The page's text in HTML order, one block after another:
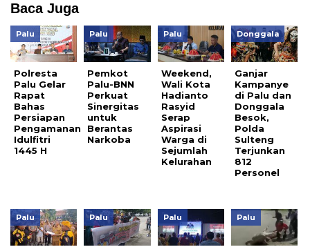
Baca Juga
Palu
Polresta
Palu Gelar
Rapat
Bahas
Persiapan
Pengamanan
Idulfitri
1445 H
Palu
Pemkot
Palu-BNN
Perkuat
Sinergitas
untuk
Berantas
Narkoba
Palu
Weekend,
Wali Kota
Hadianto
Rasyid
Serap
Aspirasi
Warga di
Sejumlah
Kelurahan
Donggala
Ganjar
Kampanye
di Palu dan
Donggala
Besok,
Polda
Sulteng
Terjunkan
812
Personel
Palu Palu Palu Palu